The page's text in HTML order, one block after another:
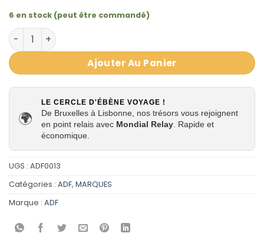
6 en stock (peut être commandé)
quantité de Huile Chébé pour cheveux 100% Naturel
Ajouter Au Panier
🌍
LE CERCLE D'ÉBÈNE VOYAGE !
De Bruxelles à Lisbonne, nos trésors vous rejoignent
en point relais avec Mondial Relay . Rapide et
économique.
UGS : ADF0013
Catégories : ADF, MARQUES
Marque : ADF